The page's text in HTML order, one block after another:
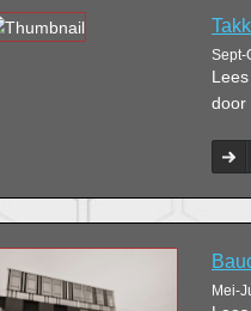
Sept-
door
Mei-